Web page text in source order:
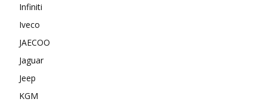
Infiniti
Iveco
JAECOO
Jaguar
Jeep
KGM